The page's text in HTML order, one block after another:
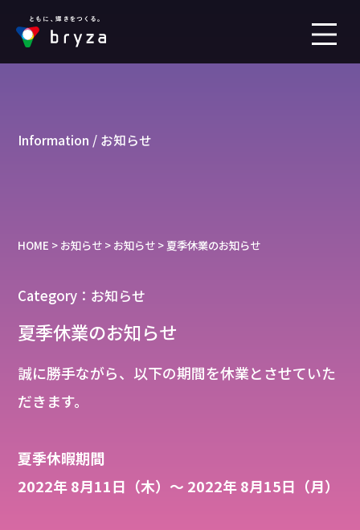
Information / お知らせ
HOME > お知らせ > お知らせ > 夏季休業のお知らせ
Category：お知らせ
夏季休業のお知らせ
誠に勝手ながら、以下の期間を休業とさせていた
だきます。
夏季休暇期間
2022年 8月11日（木）～ 2022年 8月15日（月）